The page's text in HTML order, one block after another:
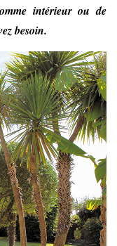
intérieur ou de
besoin.